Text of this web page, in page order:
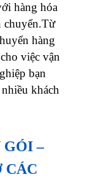
hàng hóa
chuyển.Từ
hàng
việc vận
bạn
khách
GÓI –
CÁC